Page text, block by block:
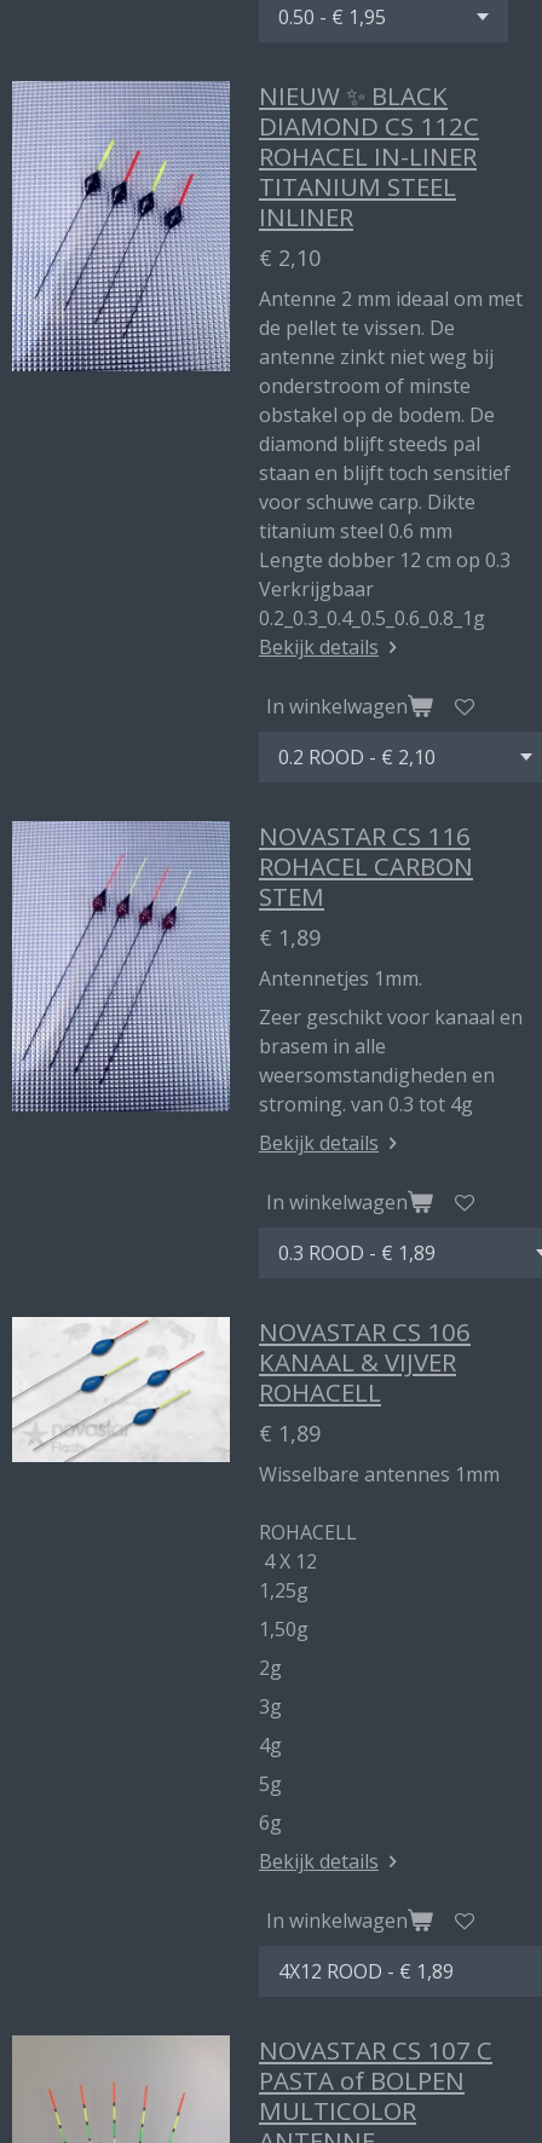
NIEUW ✨ BLACK
DIAMOND CS 112C
ROHACEL IN-LINER
TITANIUM STEEL
INLINER
€ 2,10
Antenne 2 mm ideaal om met
de pellet te vissen. De
antenne zinkt niet weg bij
onderstroom of minste
obstakel op de bodem. De
diamond blijft steeds pal
staan en blijft toch sensitief
voor schuwe carp. Dikte
titanium steel 0.6 mm
Lengte dobber 12 cm op 0.3
Verkrijgbaar
0.2_0.3_0.4_0.5_0.6_0.8_1g
Bekijk details
In winkelwagen
NOVASTAR CS 116
ROHACEL CARBON
STEM
€ 1,89
Antennetjes 1mm.
Zeer geschikt voor kanaal en
brasem in alle
weersomstandigheden en
stroming. van 0.3 tot 4g
Bekijk details
In winkelwagen
NOVASTAR CS 106
KANAAL & VIJVER
ROHACELL
€ 1,89
Wisselbare antennes 1mm
ROHACELL
4 X 12
1,25g
1,50g
2g
3g
4g
5g
6g
Bekijk details
In winkelwagen
NOVASTAR CS 107 C
PASTA of BOLPEN
MULTICOLOR